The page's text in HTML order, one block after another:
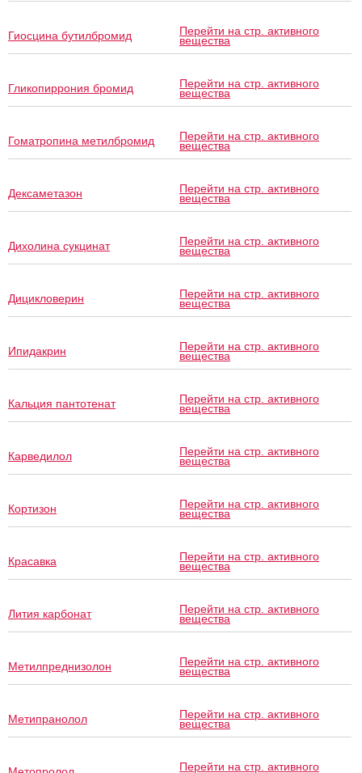
Гиосцина бутилбромид Перейти на стр. активного
вещества
Гликопиррония бромид Перейти на стр. активного
вещества
Гоматропина метилбромид Перейти на стр. активного
вещества
Дексаметазон Перейти на стр. активного
вещества
Дихолина сукцинат Перейти на стр. активного
вещества
Дицикловерин Перейти на стр. активного
вещества
Ипидакрин Перейти на стр. активного
вещества
Кальция пантотенат Перейти на стр. активного
вещества
Карведилол Перейти на стр. активного
вещества
Кортизон Перейти на стр. активного
вещества
Красавка Перейти на стр. активного
вещества
Лития карбонат Перейти на стр. активного
вещества
Метилпреднизолон Перейти на стр. активного
вещества
Метипранолол Перейти на стр. активного
вещества
Перейти на стр. активного